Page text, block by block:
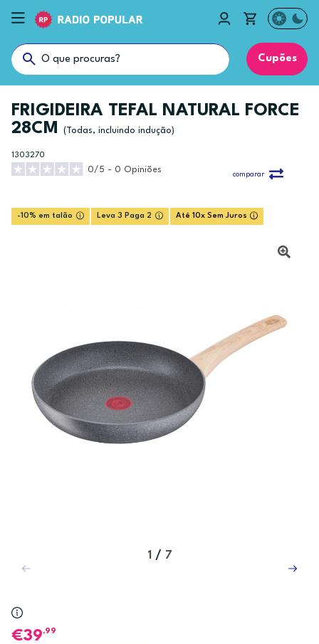
Cupões
FRIGIDEIRA TEFAL NATURAL FORCE
28CM
(Todas, incluindo indução)
1303270
0/5 - 0 Opiniões
comparar
-10% em talão Leva 3 Paga 2 Até 10x Sem Juros
1 / 7
39,99